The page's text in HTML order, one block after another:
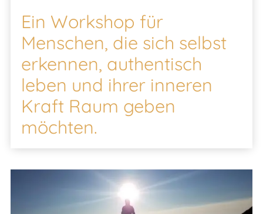
Ein Workshop für
Menschen, die sich selbst
erkennen, authentisch
leben und ihrer inneren
Kraft Raum geben
möchten.